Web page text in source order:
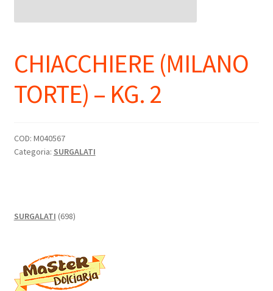
CHIACCHIERE (MILANO
TORTE) – KG. 2
COD: M040567
Categoria: SURGALATI
SURGALATI 698698